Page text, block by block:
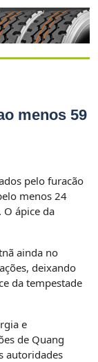
menos 59
pelo furacão
menos 24
O ápice da
ainda no
deixando
da tempestade
e
de Quang
autoridades